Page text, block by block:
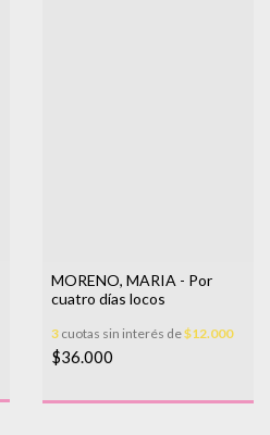
MORENO, MARIA - Por
cuatro días locos
3 cuotas sin interés de$12.000
$36.000